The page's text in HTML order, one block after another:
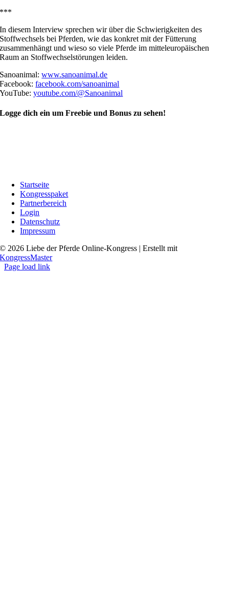
***
In diesem Interview sprechen wir über die Schwierigkeiten des
Stoffwechsels bei Pferden, wie das konkret mit der Fütterung
zusammenhängt und wieso so viele Pferde im mitteleuropäischen
Raum an Stoffwechselstörungen leiden.
Sanoanimal:www.sanoanimal.de
Facebook:facebook.com/sanoanimal
YouTube:youtube.com/@Sanoanimal
Logge dich ein um Freebie und Bonus zu sehen!
Startseite
Kongresspaket
Partnerbereich
Login
Datenschutz
Impressum
© 2026 Liebe der Pferde Online-Kongress | Erstellt mit
KongressMaster
Page load link